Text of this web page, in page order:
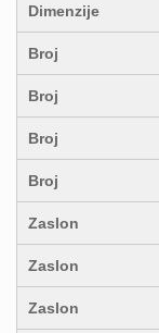
Dimenzije
Broj
Broj
Broj
Broj
Zaslon
Zaslon
Zaslon